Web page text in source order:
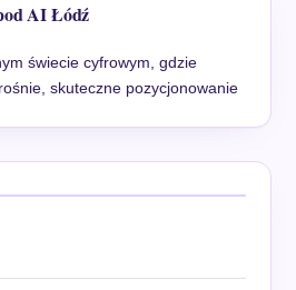
AI Łódź
świecie cyfrowym, gdzie
skuteczne pozycjonowanie